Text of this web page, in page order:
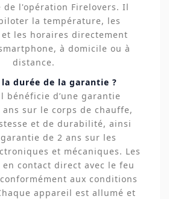
de l'opération Firelovers. Il
la température, les
les horaires directement
à domicile ou à
distance.
durée de la garantie ?
bénéficie d’une garantie
sur le corps de chauffe,
et de durabilité, ainsi
garantie de 2 ans sur les
et mécaniques. Les
en contact direct avec le feu
aux conditions
appareil est allumé et